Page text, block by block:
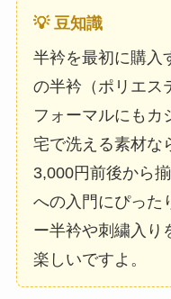
💡 豆知識
半衿を最初に購入
の半衿（ポリエス
フォーマルにもカ
宅で洗える素材な
3,000円前後から
への入門にぴった
ー半衿や刺繍入り
楽しいですよ。